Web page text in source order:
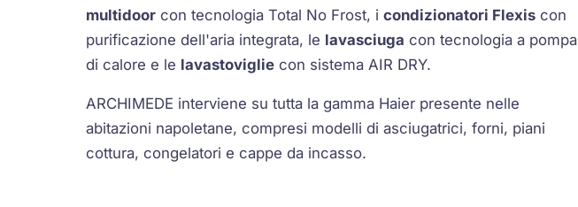
multidoor con tecnologia Total No Frost, icondizionatori Flexis con
purificazione dell'aria integrata, le lavasciuga con tecnologia a pompa
di calore e le lavastoviglie con sistema AIR DRY.
ARCHIMEDE interviene su tutta la gamma Haier presente nelle
abitazioni napoletane, compresi modelli di asciugatrici, forni, piani
cottura, congelatori e cappe da incasso.